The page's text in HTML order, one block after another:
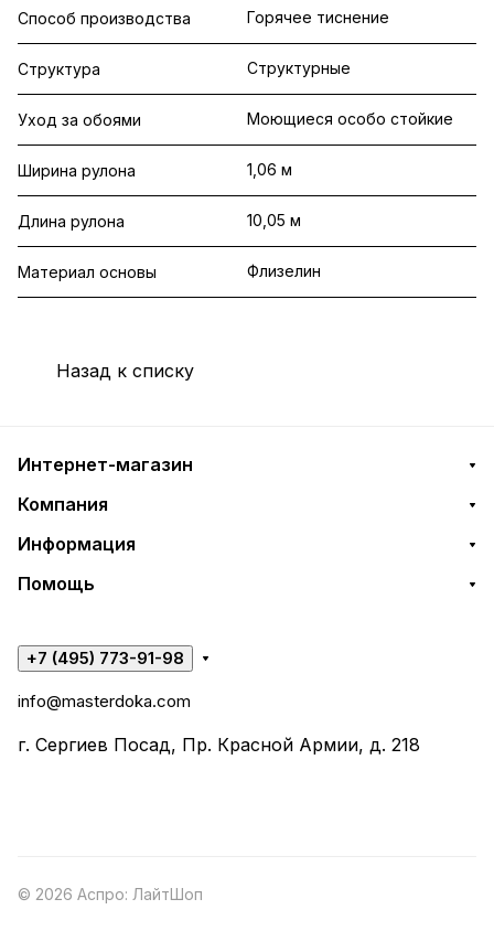
Способ производства Горячее тиснение
Структура Структурные
Уход за обоями Моющиеся особо стойкие
Ширина рулона 1,06 м
Длина рулона 10,05 м
Материал основы Флизелин
Назад к списку
Интернет-магазин
Компания
Информация
Помощь
+7 (495) 773-91-98
info@masterdoka.com
г. Сергиев Посад, Пр. Красной Армии, д. 218
© 2026 Аспро: ЛайтШоп